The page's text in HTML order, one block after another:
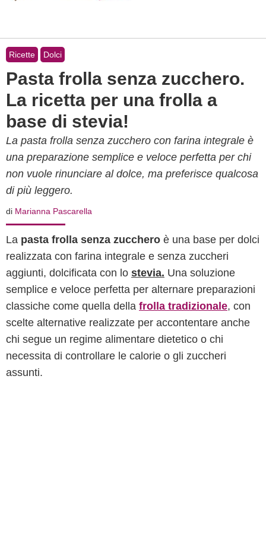
Ricette Dolci
Pasta frolla senza zucchero.
La ricetta per una frolla a
base di stevia!
La pasta frolla senza zucchero con farina integrale è
una preparazione semplice e veloce perfetta per chi
non vuole rinunciare al dolce, ma preferisce qualcosa
di più leggero.
di Marianna Pascarella
La pasta frolla senza zucchero è una base per dolci
realizzata con farina integrale e senza zuccheri
aggiunti, dolcificata con lo stevia. Una soluzione
semplice e veloce perfetta per alternare preparazioni
classiche come quella della frolla tradizionale, con
scelte alternative realizzate per accontentare anche
chi segue un regime alimentare dietetico o chi
necessita di controllare le calorie o gli zuccheri
assunti.